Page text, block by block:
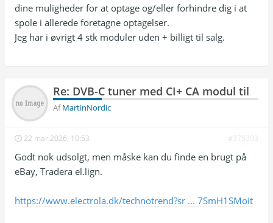
dine muligheder for at optage og/eller forhindre dig i at
spole i allerede foretagne optagelser.
Jeg har i øvrigt 4 stk moduler uden + billigt til salg.
Re: DVB-C tuner med CI+ CA modul til
AfMartinNordic
22 mar 2026, 10:53 #375303
Godt nok udsolgt, men måske kan du finde en brugt på
eBay, Tradera el.lign.
https://www.electrola.dk/technotrend?sr ... 7SmH1SMoit